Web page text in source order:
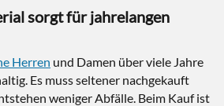
sorgt für jahrelangen
Herren und Damen über viele Jahre
Es muss seltener nachgekauft
weniger Abfälle. Beim Kauf ist